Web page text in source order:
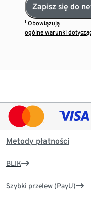
Zapisz się do
¹ Obowiązują
ogólne warunki
Metody płatności
BLIK
Szybki przelew (PayU)